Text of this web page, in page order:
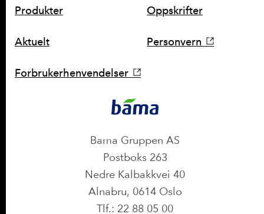
Bama Gruppen AS
Postboks 263
Nedre Kalbakkvei 40
Alnabru, 0614 Oslo
Tlf.: 22 88 05 00
SNARVEIER
Produkter Oppskrifter
Aktuelt Personvern
Forbrukerhenvendelser